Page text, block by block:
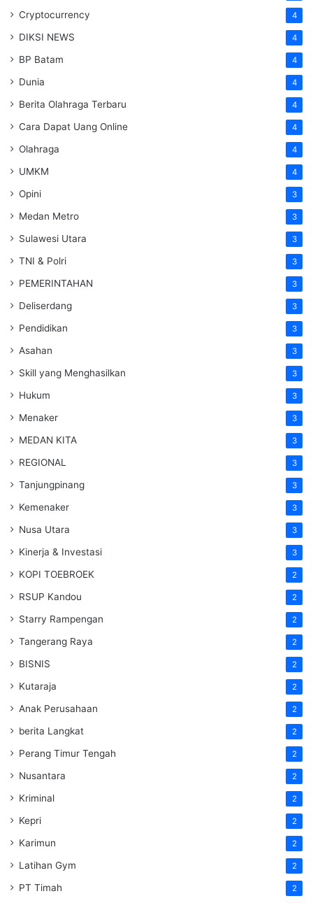
Cryptocurrency 4
DIKSI NEWS 4
BP Batam 4
Dunia 4
Berita Olahraga Terbaru 4
Cara Dapat Uang Online 4
Olahraga 4
UMKM 4
Opini 3
Medan Metro 3
Sulawesi Utara 3
TNI & Polri 3
PEMERINTAHAN 3
Deliserdang 3
Pendidikan 3
Asahan 3
Skill yang Menghasilkan 3
Hukum 3
Menaker 3
MEDAN KITA 3
REGIONAL 3
Tanjungpinang 3
Kemenaker 3
Nusa Utara 3
Kinerja & Investasi 3
KOPI TOEBROEK 2
RSUP Kandou 2
Starry Rampengan 2
Tangerang Raya 2
BISNIS 2
Kutaraja 2
Anak Perusahaan 2
berita Langkat 2
Perang Timur Tengah 2
Nusantara 2
Kriminal 2
Kepri 2
Karimun 2
Latihan Gym 2
PT Timah 2